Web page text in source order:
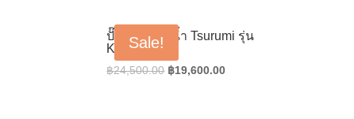
Sale!
ปั๊มน้ำแช่ดูดน้ำ Tsurumi รุ่น
KTV2-8
฿24,500.00 Original
฿19,600.00Current